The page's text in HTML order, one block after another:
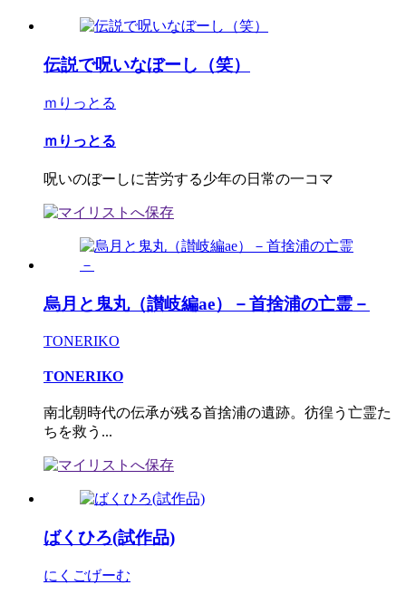
伝説で呪いなぼーし（笑）
ｍりっとる
ｍりっとる
呪いのぼーしに苦労する少年の日常の一コマ
烏月と鬼丸（讃岐編ae）－首捨浦の亡霊－
TONERIKO
TONERIKO
南北朝時代の伝承が残る首捨浦の遺跡。彷徨う亡霊た
ちを救う...
ばくひろ(試作品)
にくごげーむ